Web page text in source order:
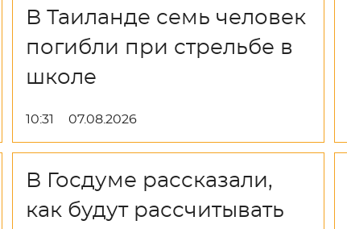
В Таиланде семь человек
погибли при стрельбе в
школе
10:31 07.08.2026
В Госдуме рассказали,
как будут рассчитывать